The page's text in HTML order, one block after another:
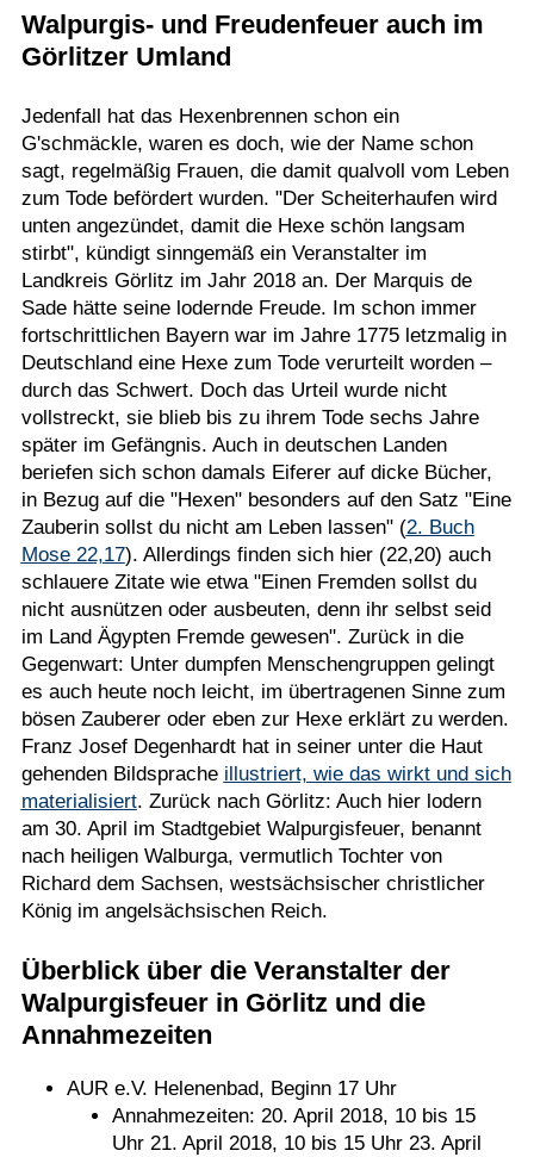
Walpurgis- und Freudenfeuer auch im
Görlitzer Umland
Jedenfall hat das Hexenbrennen schon ein
G'schmäckle, waren es doch, wie der Name schon
sagt, regelmäßig Frauen, die damit qualvoll vom Leben
zum Tode befördert wurden. "Der Scheiterhaufen wird
unten angezündet, damit die Hexe schön langsam
stirbt", kündigt sinngemäß ein Veranstalter im
Landkreis Görlitz im Jahr 2018 an. Der Marquis de
Sade hätte seine lodernde Freude. Im schon immer
fortschrittlichen Bayern war im Jahre 1775 letzmalig in
Deutschland eine Hexe zum Tode verurteilt worden –
durch das Schwert. Doch das Urteil wurde nicht
vollstreckt, sie blieb bis zu ihrem Tode sechs Jahre
später im Gefängnis. Auch in deutschen Landen
beriefen sich schon damals Eiferer auf dicke Bücher,
in Bezug auf die "Hexen" besonders auf den Satz "Eine
Zauberin sollst du nicht am Leben lassen" (2. Buch
Mose 22,17). Allerdings finden sich hier (22,20) auch
schlauere Zitate wie etwa "Einen Fremden sollst du
nicht ausnützen oder ausbeuten, denn ihr selbst seid
im Land Ägypten Fremde gewesen". Zurück in die
Gegenwart: Unter dumpfen Menschengruppen gelingt
es auch heute noch leicht, im übertragenen Sinne zum
bösen Zauberer oder eben zur Hexe erklärt zu werden.
Franz Josef Degenhardt hat in seiner unter die Haut
gehenden Bildsprache illustriert, wie das wirkt und sich
materialisiert. Zurück nach Görlitz: Auch hier lodern
am 30. April im Stadtgebiet Walpurgisfeuer, benannt
nach heiligen Walburga, vermutlich Tochter von
Richard dem Sachsen, westsächsischer christlicher
König im angelsächsischen Reich.
Überblick über die Veranstalter der
Walpurgisfeuer in Görlitz und die
Annahmezeiten
AUR e.V. Helenenbad, Beginn 17 Uhr
Annahmezeiten: 20. April 2018, 10 bis 15
Uhr 21. April 2018, 10 bis 15 Uhr 23. April